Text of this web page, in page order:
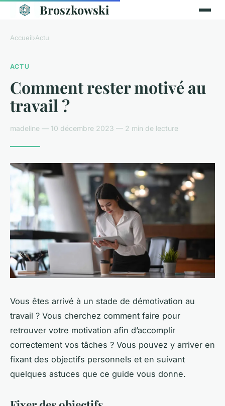
Broszkowski
Accueil›Actu
ACTU
Comment rester motivé au
travail ?
madeline — 10 décembre 2023 — 2 min de lecture
Vous êtes arrivé à un stade de démotivation au
travail ? Vous cherchez comment faire pour
retrouver votre motivation afin d’accomplir
correctement vos tâches ? Vous pouvez y arriver en
fixant des objectifs personnels et en suivant
quelques astuces que ce guide vous donne.